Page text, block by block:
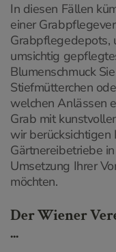
In diesen Fällen
einer
Grabpflegedepots,
umsichtig
Blumenschmuck
Stiefmütterchen
welchen Anlässen
Grab mit
wir
Gärtnereibetriebe
Umsetzung Ihrer
möchten.
Der Wiener
...